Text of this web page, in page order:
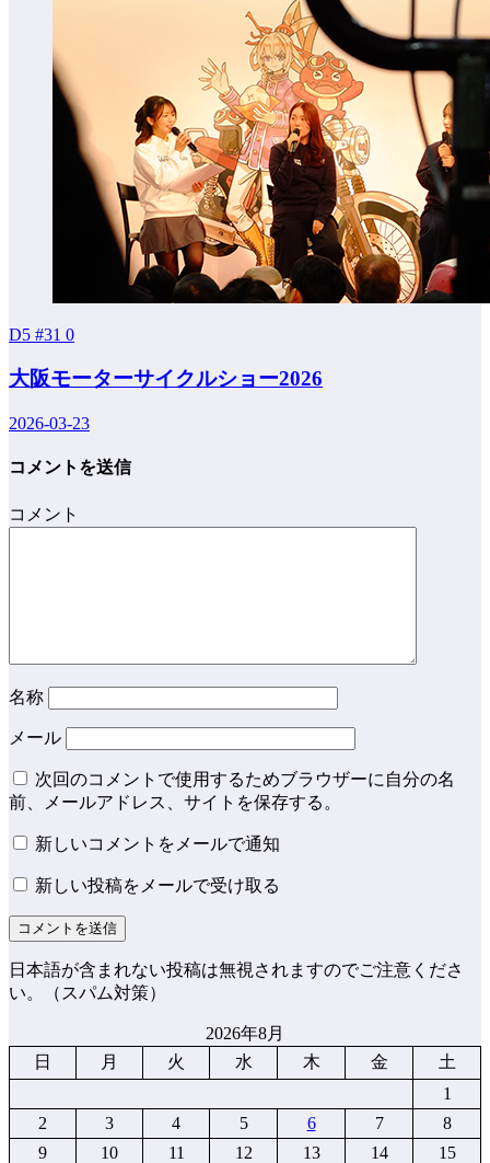
D5 #31 0
大阪モーターサイクルショー2026
2026-03-23
コメントを送信
コメント
名称
メール
次回のコメントで使用するためブラウザーに自分の名
前、メールアドレス、サイトを保存する。
新しいコメントをメールで通知
新しい投稿をメールで受け取る
日本語が含まれない投稿は無視されますのでご注意くださ
い。（スパム対策）
2026年8月
日
月 火 水 木 金
土
1
2
3 4 5 6 7
8
9
10 11 12 13 14
15